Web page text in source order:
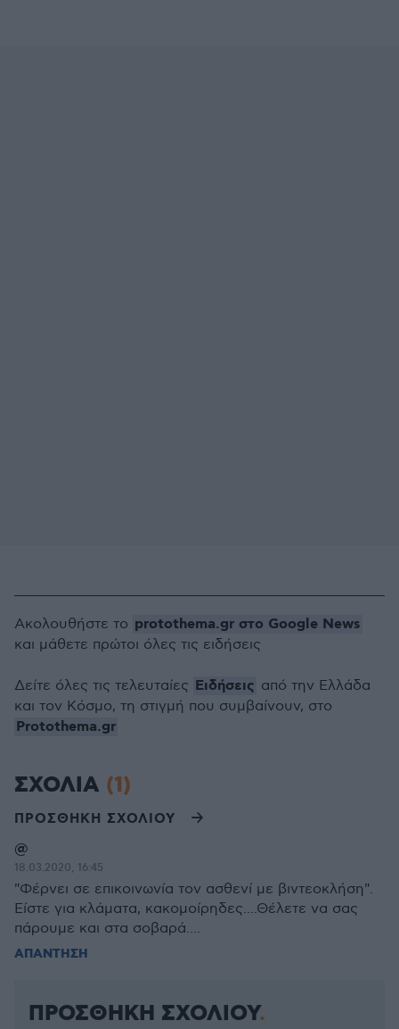
Ακολουθήστε το protothema.gr στο Google News
και μάθετε πρώτοι όλες τις ειδήσεις
Δείτε όλες τις τελευταίες Ειδήσεις από την Ελλάδα
και τον Κόσμο, τη στιγμή που συμβαίνουν, στο
Protothema.gr
ΣΧΟΛΙΑ (1)
ΠΡΟΣΘΗΚΗ ΣΧΟΛΙΟΥ
@
18.03.2020, 16:45
"Φέρνει σε επικοινωνία τον ασθενί με βιντεοκλήση".
Είστε για κλάματα, κακομοίρηδες....Θέλετε να σας
πάρουμε και στα σοβαρά....
ΑΠΑΝΤΗΣΗ
ΠΡΟΣΘΗΚΗ ΣΧΟΛΙΟΥ